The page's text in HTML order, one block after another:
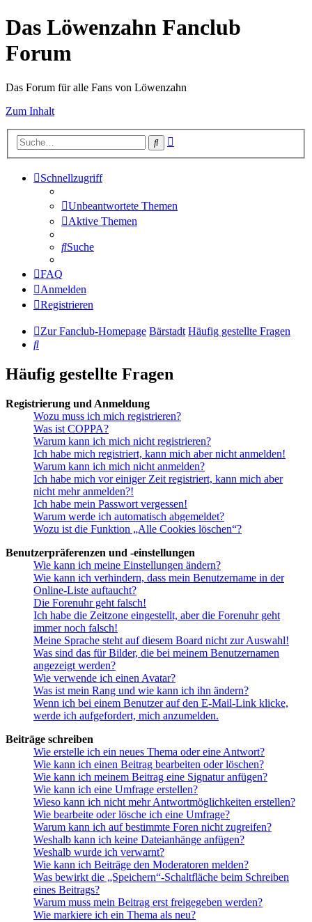
Das Löwenzahn Fanclub
Forum
Das Forum für alle Fans von Löwenzahn
Zum Inhalt
Suche
Schnellzugriff
Unbeantwortete Themen
Aktive Themen
Suche
FAQ
Anmelden
Registrieren
Zur Fanclub-Homepage Bärstadt Häufig gestellte Fragen
Suche
Häufig gestellte Fragen
Registrierung und Anmeldung
Wozu muss ich mich registrieren?
Was ist COPPA?
Warum kann ich mich nicht registrieren?
Ich habe mich registriert, kann mich aber nicht anmelden!
Warum kann ich mich nicht anmelden?
Ich habe mich vor einiger Zeit registriert, kann mich aber
nicht mehr anmelden?!
Ich habe mein Passwort vergessen!
Warum werde ich automatisch abgemeldet?
Wozu ist die Funktion „Alle Cookies löschen“?
Benutzerpräferenzen und -einstellungen
Wie kann ich meine Einstellungen ändern?
Wie kann ich verhindern, dass mein Benutzername in der
Online-Liste auftaucht?
Die Forenuhr geht falsch!
Ich habe die Zeitzone eingestellt, aber die Forenuhr geht
immer noch falsch!
Meine Sprache steht auf diesem Board nicht zur Auswahl!
Was sind das für Bilder, die bei meinem Benutzernamen
angezeigt werden?
Wie verwende ich einen Avatar?
Was ist mein Rang und wie kann ich ihn ändern?
Wenn ich bei einem Benutzer auf den E-Mail-Link klicke,
werde ich aufgefordert, mich anzumelden.
Beiträge schreiben
Wie erstelle ich ein neues Thema oder eine Antwort?
Wie kann ich einen Beitrag bearbeiten oder löschen?
Wie kann ich meinem Beitrag eine Signatur anfügen?
Wie kann ich eine Umfrage erstellen?
Wieso kann ich nicht mehr Antwortmöglichkeiten erstellen?
Wie bearbeite oder lösche ich eine Umfrage?
Warum kann ich auf bestimmte Foren nicht zugreifen?
Weshalb kann ich keine Dateianhänge anfügen?
Weshalb wurde ich verwarnt?
Wie kann ich Beiträge den Moderatoren melden?
Was bewirkt die „Speichern“-Schaltfläche beim Schreiben
eines Beitrags?
Warum muss mein Beitrag erst freigegeben werden?
Wie markiere ich ein Thema als neu?